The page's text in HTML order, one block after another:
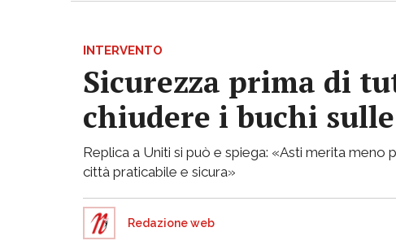
INTERVENTO
Sicurezza prima di
chiudere i buchi
Replica a Uniti si può e spiega: «Asti merita
città praticabile e sicura»
Redazione web